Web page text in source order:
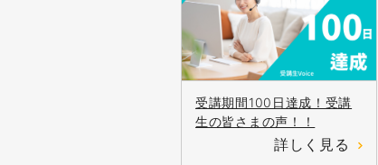
受講期間100日達成！受講
生の皆さまの声！！
詳しく見る